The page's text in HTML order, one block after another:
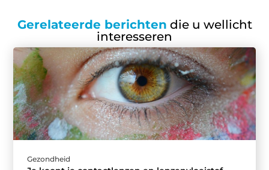
Gerelateerde berichten die u wellicht
interesseren
Gezondheid